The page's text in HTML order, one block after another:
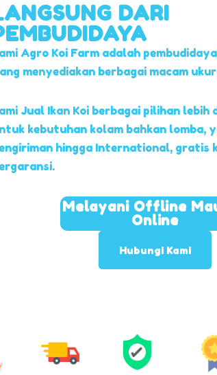
DARI
Agro Koi Farm adalah
menyediakan berbagai macam
Jual Ikan Koi berbagai pilihan lebih
kebutuhan kolam bahkan lomba,
hingga International, gratis
Melayani Offline
Online
Hubungi Kami